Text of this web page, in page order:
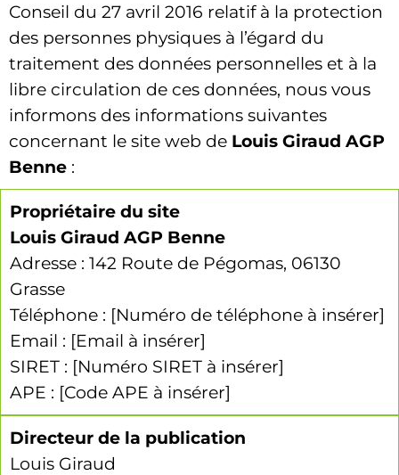
Conseil du 27 avril 2016 relatif à la protection
des personnes physiques à l’égard du
traitement des données personnelles et à la
libre circulation de ces données, nous vous
informons des informations suivantes
concernant le site web de Louis Giraud AGP
Benne :
Propriétaire du site
Louis Giraud AGP Benne
Adresse : 142 Route de Pégomas, 06130
Grasse
Téléphone : [Numéro de téléphone à insérer]
Email : [Email à insérer]
SIRET : [Numéro SIRET à insérer]
APE : [Code APE à insérer]
Directeur de la publication
Louis Giraud